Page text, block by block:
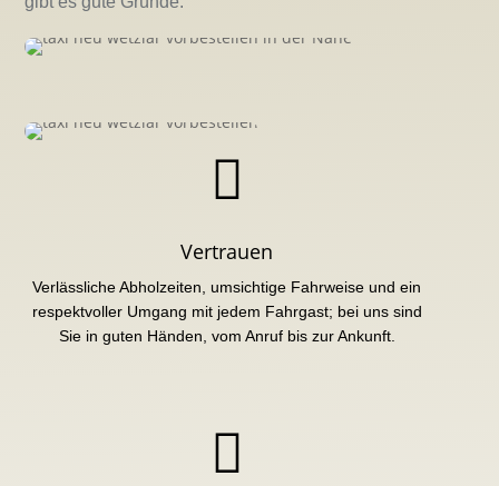

Vertrauen
Verlässliche Abholzeiten, umsichtige Fahrweise und ein
respektvoller Umgang mit jedem Fahrgast; bei uns sind
Sie in guten Händen, vom Anruf bis zur Ankunft.
